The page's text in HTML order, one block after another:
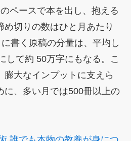
ペースで本を出し、抱える
め切りの数はひと月あたり
書く原稿の分量は、平均し
して約 50万字にもなる。こ
膨大なインプットに支えら
に、多い月では500冊以上の